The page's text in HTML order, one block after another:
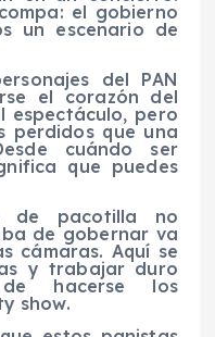
el gobierno
un escenario de
del PAN
el corazón del
espectáculo, pero
perdidos que una
cuándo ser
que puedes
de pacotilla no
de gobernar va
cámaras. Aquí se
y trabajar duro
hacerse los
show.